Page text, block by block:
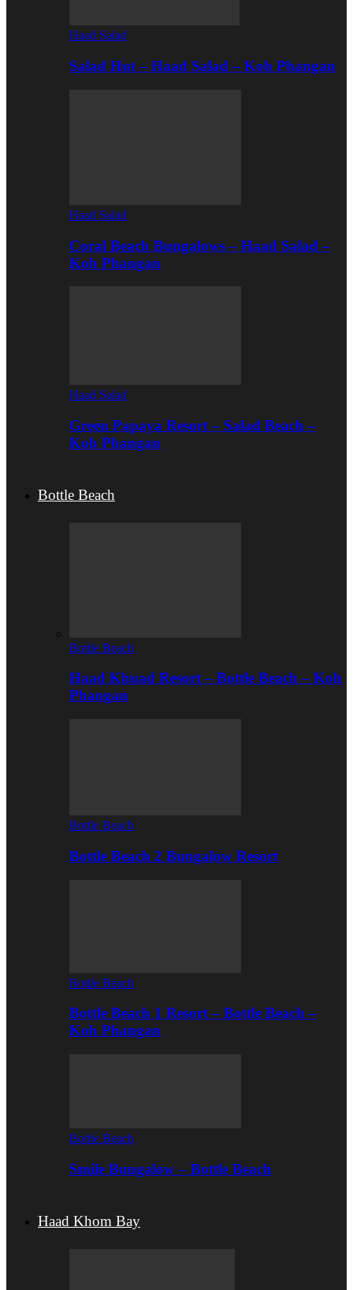
Haad Salad
Salad Hut – Haad Salad – Koh Phangan
Haad Salad
Coral Beach Bungalows – Haad Salad –
Koh Phangan
Haad Salad
Green Papaya Resort – Salad Beach –
Koh Phangan
Bottle Beach
Bottle Beach
Haad Khuad Resort – Bottle Beach – Koh
Phangan
Bottle Beach
Bottle Beach 2 Bungalow Resort
Bottle Beach
Bottle Beach 1 Resort – Bottle Beach –
Koh Phangan
Bottle Beach
Smile Bungalow – Bottle Beach
Haad Khom Bay